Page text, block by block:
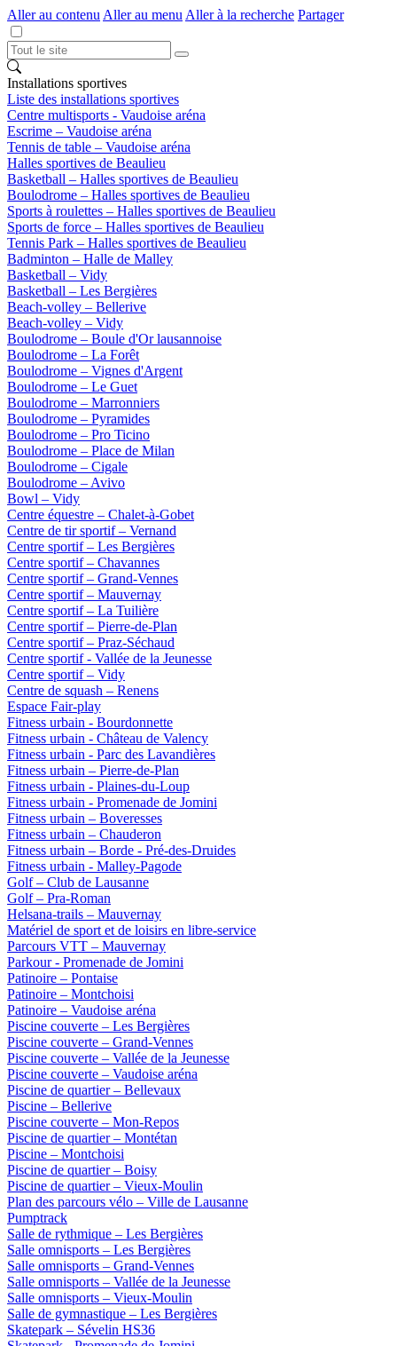
Aller au contenu Aller au menu Aller à la recherche Partager
Installations sportives
Liste des installations sportives
Centre multisports - Vaudoise aréna
Escrime – Vaudoise aréna
Tennis de table – Vaudoise aréna
Halles sportives de Beaulieu
Basketball – Halles sportives de Beaulieu
Boulodrome – Halles sportives de Beaulieu
Sports à roulettes – Halles sportives de Beaulieu
Sports de force – Halles sportives de Beaulieu
Tennis Park – Halles sportives de Beaulieu
Badminton – Halle de Malley
Basketball – Vidy
Basketball – Les Bergières
Beach-volley – Bellerive
Beach-volley – Vidy
Boulodrome – Boule d'Or lausannoise
Boulodrome – La Forêt
Boulodrome – Vignes d'Argent
Boulodrome – Le Guet
Boulodrome – Marronniers
Boulodrome – Pyramides
Boulodrome – Pro Ticino
Boulodrome – Place de Milan
Boulodrome – Cigale
Boulodrome – Avivo
Bowl – Vidy
Centre équestre – Chalet-à-Gobet
Centre de tir sportif – Vernand
Centre sportif – Les Bergières
Centre sportif – Chavannes
Centre sportif – Grand-Vennes
Centre sportif – Mauvernay
Centre sportif – La Tuilière
Centre sportif – Pierre-de-Plan
Centre sportif – Praz-Séchaud
Centre sportif - Vallée de la Jeunesse
Centre sportif – Vidy
Centre de squash – Renens
Espace Fair-play
Fitness urbain - Bourdonnette
Fitness urbain - Château de Valency
Fitness urbain - Parc des Lavandières
Fitness urbain – Pierre-de-Plan
Fitness urbain - Plaines-du-Loup
Fitness urbain - Promenade de Jomini
Fitness urbain – Boveresses
Fitness urbain – Chauderon
Fitness urbain – Borde - Pré-des-Druides
Fitness urbain - Malley-Pagode
Golf – Club de Lausanne
Golf – Pra-Roman
Helsana-trails – Mauvernay
Matériel de sport et de loisirs en libre-service
Parcours VTT – Mauvernay
Parkour - Promenade de Jomini
Patinoire – Pontaise
Patinoire – Montchoisi
Patinoire – Vaudoise aréna
Piscine couverte – Les Bergières
Piscine couverte – Grand-Vennes
Piscine couverte – Vallée de la Jeunesse
Piscine couverte – Vaudoise aréna
Piscine de quartier – Bellevaux
Piscine – Bellerive
Piscine couverte – Mon-Repos
Piscine de quartier – Montétan
Piscine – Montchoisi
Piscine de quartier – Boisy
Piscine de quartier – Vieux-Moulin
Plan des parcours vélo – Ville de Lausanne
Pumptrack
Salle de rythmique – Les Bergières
Salle omnisports – Les Bergières
Salle omnisports – Grand-Vennes
Salle omnisports – Vallée de la Jeunesse
Salle omnisports – Vieux-Moulin
Salle de gymnastique – Les Bergières
Skatepark – Sévelin HS36